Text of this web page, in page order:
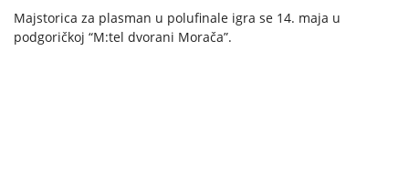
Majstorica za plasman u polufinale igra se 14. maja u
podgoričkoj “M:tel dvorani Morača”.